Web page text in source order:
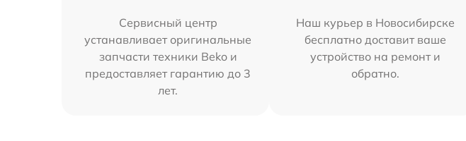
Сервисный центр
устанавливает оригинальные
запчасти техники Beko и
предоставляет гарантию до 3
лет.
Наш курьер в Новосибирске
бесплатно доставит ваше
устройство на ремонт и
обратно.